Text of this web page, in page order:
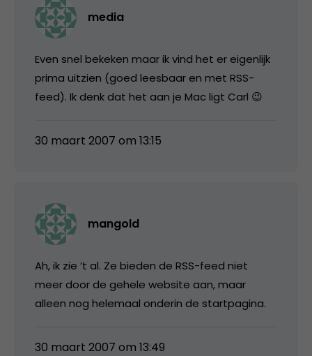
media
Even snel bekeken maar ik vind het er eigenlijk
prima uitzien (goed leesbaar en met RSS-
feed). Ik denk dat het aan je Mac ligt Carl 😉
30 maart 2007 om 13:15
mangold
Ah, ik zie ’t al. Ze bieden de RSS-feed niet
meer door de gehele website aan, maar
alleen nog helemaal onderin de startpagina.
30 maart 2007 om 13:49